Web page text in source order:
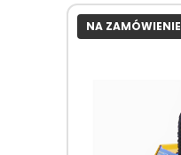
NA ZAMÓWIENIE